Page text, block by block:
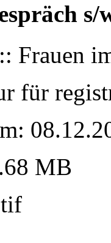
s/
Frauen
für
MB